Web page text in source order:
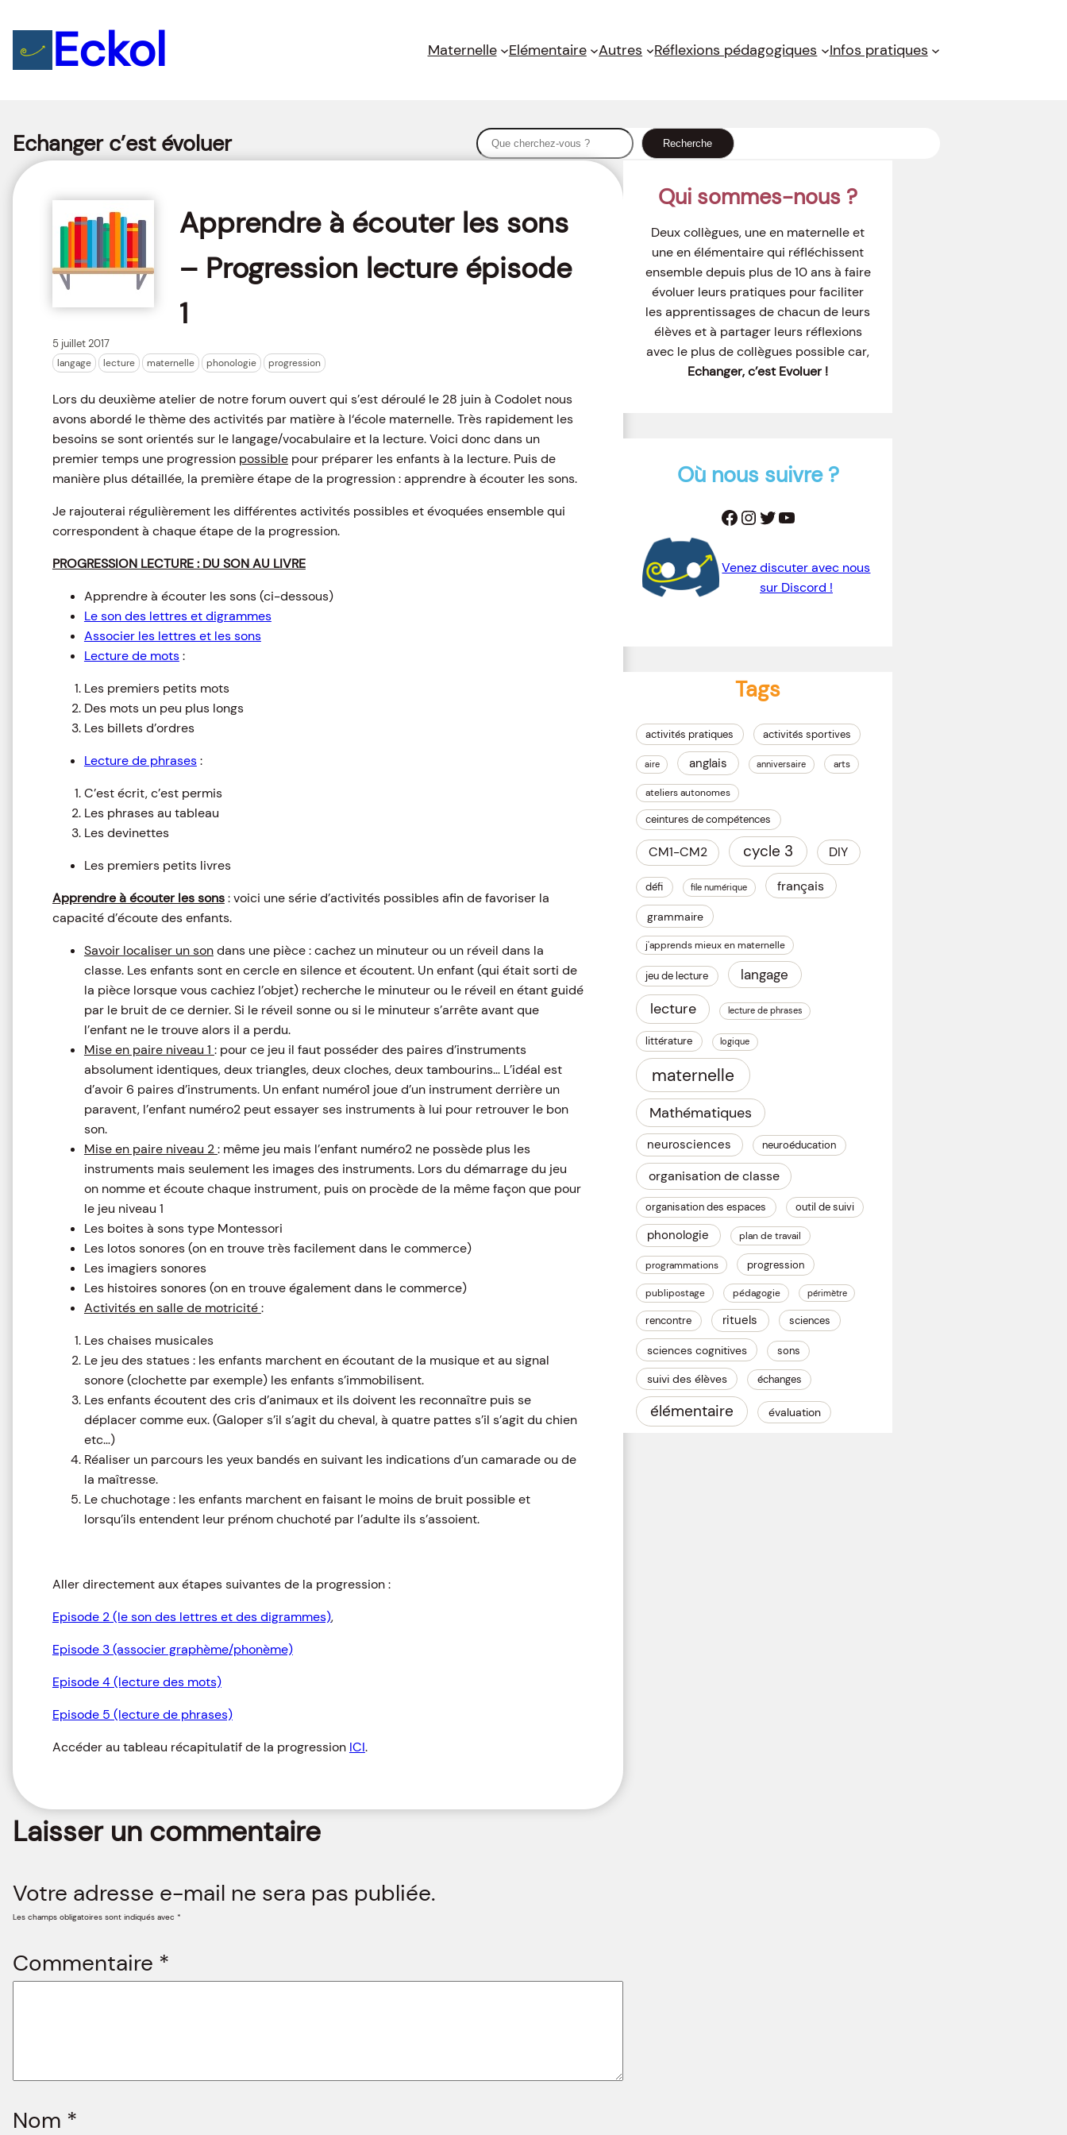
au
contenu
Eckol Maternelle Elémentaire Autres Réflexions pédagogiques Infos pratiques
Echanger c’est évoluer
S
e
c
h
Recherche
Apprendre à écouter les sons
– Progression lecture épisode
1
5 juillet 2017
langage lecture maternelle phonologie progression
Lors du deuxième atelier de notre forum ouvert qui s’est déroulé le 28 juin à Codolet nous
avons abordé le thème des activités par matière à l‘école maternelle. Très rapidement les
besoins se sont orientés sur le langage/vocabulaire et la lecture. Voici donc dans un
premier temps une progression possiblepour préparer les enfants à la lecture. Puis de
manière plus détaillée, la première étape de la progression : apprendre à écouter les sons.
Je rajouterai régulièrement les différentes activités possibles et évoquées ensemble qui
correspondent à chaque étape de la progression.
PROGRESSION LECTURE : DU SON AU LIVRE
Apprendre à écouter les sons (ci-dessous)
Le son des lettres et digrammes
Associer les lettres et les sons
Lecture de mots:
Les premiers petits mots
Des mots un peu plus longs
Les billets d’ordres
Lecture de phrases:
C’est écrit, c’est permis
Les phrases au tableau
Les devinettes
Les premiers petits livres
Apprendre à écouter les sons: voici une série d’activités possibles afin de favoriser la
capacité d’écoute des enfants.
Savoir localiser un sondans une pièce : cachez un minuteur ou un réveil dans la
classe. Les enfants sont en cercle en silence et écoutent. Un enfant (qui était sorti de
la pièce lorsque vous cachiez l’objet) recherche le minuteur ou le réveil en étant guidé
par le bruit de ce dernier. Si le réveil sonne ou si le minuteur s’arrête avant que
l’enfant ne le trouve alors il a perdu.
Mise en paire niveau 1 : pour ce jeu il faut posséder des paires d’instruments
absolument identiques, deux triangles, deux cloches, deux tambourins… L’idéal est
d’avoir 6 paires d’instruments. Un enfant numéro1 joue d’un instrument derrière un
paravent, l’enfant numéro2 peut essayer ses instruments à lui pour retrouver le bon
son.
Mise en paire niveau 2: même jeu mais l’enfant numéro2 ne possède plus les
instruments mais seulement les images des instruments. Lors du démarrage du jeu
on nomme et écoute chaque instrument, puis on procède de la même façon que pour
le jeu niveau 1
Les boites à sons type Montessori
Les lotos sonores (on en trouve très facilement dans le commerce)
Les imagiers sonores
Les histoires sonores (on en trouve également dans le commerce)
Activités en salle de motricité:
Les chaises musicales
Le jeu des statues : les enfants marchent en écoutant de la musique et au signal
sonore (clochette par exemple) les enfants s’immobilisent.
Les enfants écoutent des cris d’animaux et ils doivent les reconnaître puis se
déplacer comme eux. (Galoper s’il s’agit du cheval, à quatre pattes s’il s’agit du chien
etc…)
Réaliser un parcours les yeux bandés en suivant les indications d’un camarade ou de
la maîtresse.
Le chuchotage : les enfants marchent en faisant le moins de bruit possible et
lorsqu’ils entendent leur prénom chuchoté par l’adulte ils s’assoient.
Aller directement aux étapes suivantes de la progression :
Episode 2 (le son des lettres et des digrammes),
Episode 3 (associer graphème/phonème)
Episode 4 (lecture des mots)
Episode 5 (lecture de phrases)
Accéder au tableau récapitulatif de la progression ICI.
Laisser un commentaire
Votre adresse e-mail ne sera pas publiée.
Les champs obligatoires sont indiqués avec *
Commentaire *
Nom *
Qui sommes-nous ?
Deux collègues, une en maternelle et
une en élémentaire qui réfléchissent
ensemble depuis plus de 10 ans à faire
évoluer leurs pratiques pour faciliter
les apprentissages de chacun de leurs
élèves et à partager leurs réflexions
avec le plus de collègues possible car,
Echanger, c’est Evoluer !
Où nous suivre ?
Facebook Instagram Twitter YouTube
Venez discuter avec nous
sur Discord !
Tags
activités pratiques activités sportives
aire anglais anniversaire arts
ateliers autonomes
ceintures de compétences
CM1-CM2 cycle 3 DIY
défi file numérique français
grammaire
j'apprends mieux en maternelle
jeu de lecture langage
lecture lecture de phrases
littérature logique
maternelle
Mathématiques
neurosciences neuroéducation
organisation de classe
organisation des espaces outil de suivi
phonologie plan de travail
programmations progression
publipostage pédagogie périmètre
rencontre rituels sciences
sciences cognitives sons
suivi des élèves échanges
élémentaire évaluation